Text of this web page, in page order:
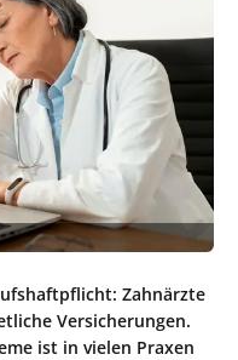
Zahnärzte
Versicherungen.
ist in vielen Praxen